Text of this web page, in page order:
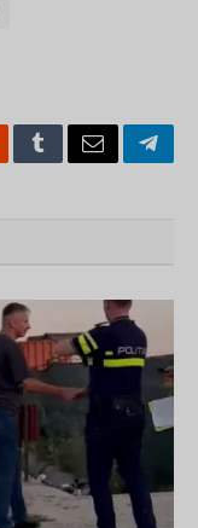
TumblrEmail